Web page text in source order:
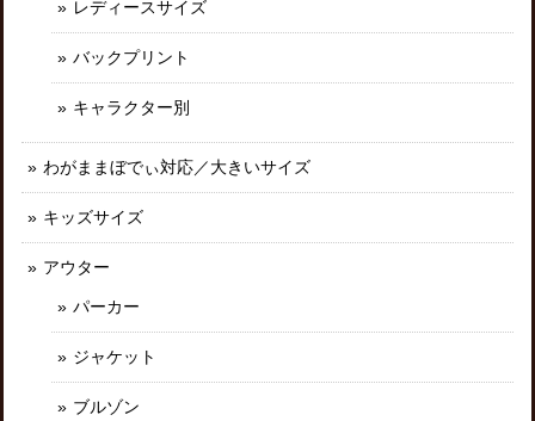
レディースサイズ
バックプリント
キャラクター別
わがままぼでぃ対応／大きいサイズ
キッズサイズ
アウター
パーカー
ジャケット
ブルゾン